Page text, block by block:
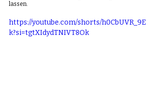
lassen.
https://youtube.com/shorts/h0CbUVR_9E
k?si=tgtXIdydTNIVT8Ok